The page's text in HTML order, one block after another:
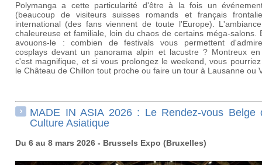
Polymanga a cette particularité d'être à la fois un
(beaucoup de visiteurs suisses romands et français
international (des fans viennent de toute l'Europe).
chaleureuse et familiale, loin du chaos de certains méga-salons.
avouons-le : combien de festivals vous permettent
cosplays devant un panorama alpin et lacustre ? Montreux
c'est magnifique, et si vous prolongez le weekend, vous
le Château de Chillon tout proche ou faire un tour à Lausanne ou
MADE IN ASIA 2026 : Le Rendez-vous Belge
Culture Asiatique
Du 6 au 8 mars 2026 - Brussels Expo (Bruxelles)